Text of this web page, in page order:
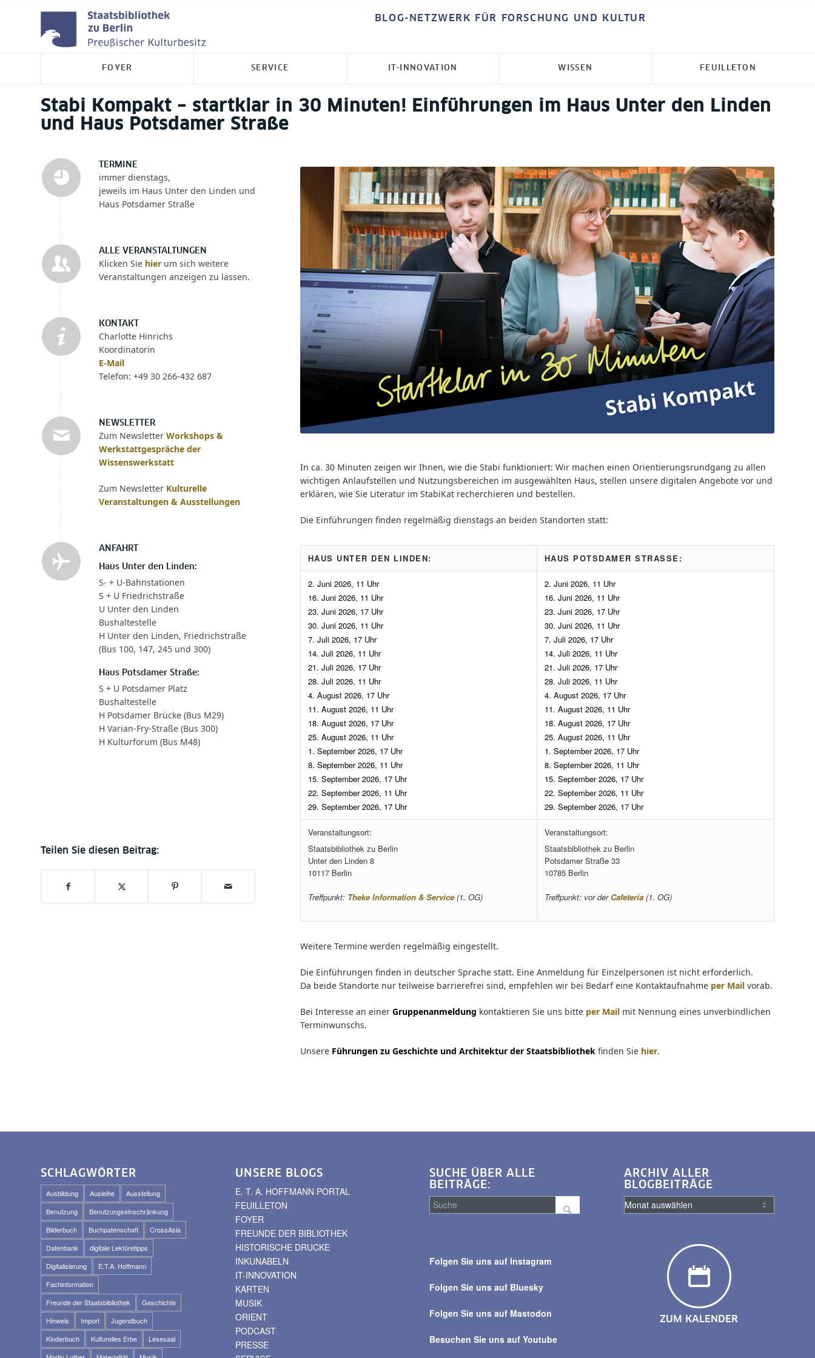
BLOG-NETZWERK FÜR FORSCHUNG UND KULTUR
FOYER SERVICE IT-INNOVATION WISSEN FEUILLETON
Stabi Kompakt – startklar in 30 Minuten! Einführungen im Haus Unter den Linden
und Haus Potsdamer Straße
TERMINE
immer dienstags,
jeweils im Haus Unter den Linden und
Haus Potsdamer Straße
ALLE VERANSTALTUNGEN
Klicken Sie hier um sich weitere
Veranstaltungen anzeigen zu lassen.
KONTAKT
Charlotte Hinrichs
Koordinatorin
E-Mail
Telefon: +49 30 266-432 687
NEWSLETTER
Zum Newsletter Workshops &
Werkstattgespräche der
Wissenswerkstatt
Zum Newsletter Kulturelle
Veranstaltungen & Ausstellungen
ANFAHRT
Haus Unter den Linden:
S- + U-Bahnstationen
S + U Friedrichstraße
U Unter den Linden
Bushaltestelle
H Unter den Linden, Friedrichstraße
(Bus 100, 147, 245 und 300)
Haus Potsdamer Straße:
S + U Potsdamer Platz
Bushaltestelle
H Potsdamer Brücke (Bus M29)
H Varian-Fry-Straße (Bus 300)
H Kulturforum (Bus M48)
In ca. 30 Minuten zeigen wir Ihnen, wie die Stabi funktioniert: Wir machen einen Orientierungsrundgang zu allen
wichtigen Anlaufstellen und Nutzungsbereichen im ausgewählten Haus, stellen unsere digitalen Angebote vor und
erklären, wie Sie Literatur im StabiKat recherchieren und bestellen.
Die Einführungen finden regelmäßig dienstags an beiden Standorten statt:
HAUS UNTER DEN LINDEN: HAUS POTSDAMER STRASSE:
2. Juni 2026, 11 Uhr
16. Juni 2026, 11 Uhr
23. Juni 2026, 17 Uhr
30. Juni 2026, 11 Uhr
7. Juli 2026, 17 Uhr
14. Juli 2026, 11 Uhr
21. Juli 2026, 17 Uhr
28. Juli 2026, 11 Uhr
4. August 2026, 17 Uhr
11. August 2026, 11 Uhr
18. August 2026, 17 Uhr
25. August 2026, 11 Uhr
1. September 2026, 17 Uhr
8. September 2026, 11 Uhr
15. September 2026, 17 Uhr
22. September 2026, 11 Uhr
29. September 2026, 17 Uhr
2. Juni 2026, 11 Uhr
16. Juni 2026, 11 Uhr
23. Juni 2026, 17 Uhr
30. Juni 2026, 11 Uhr
7. Juli 2026, 17 Uhr
14. Juli 2026, 11 Uhr
21. Juli 2026, 17 Uhr
28. Juli 2026, 11 Uhr
4. August 2026, 17 Uhr
11. August 2026, 11 Uhr
18. August 2026, 17 Uhr
25. August 2026, 11 Uhr
1. September 2026, 17 Uhr
8. September 2026, 11 Uhr
15. September 2026, 17 Uhr
22. September 2026, 11 Uhr
29. September 2026, 17 Uhr
Veranstaltungsort:
Staatsbibliothek zu Berlin
Unter den Linden 8
10117 Berlin
Treffpunkt: Theke Information & Service(1. OG)
Veranstaltungsort:
Staatsbibliothek zu Berlin
Potsdamer Straße 33
10785 Berlin
Treffpunkt: vor der Cafeteria(1. OG)
Weitere Termine werden regelmäßig eingestellt.
Die Einführungen finden in deutscher Sprache statt. Eine Anmeldung für Einzelpersonen ist nicht erforderlich.
Da beide Standorte nur teilweise barrierefrei sind, empfehlen wir bei Bedarf eine Kontaktaufnahme per Mailvorab.
Bei Interesse an einer Gruppenanmeldung kontaktieren Sie uns bitte per Mailmit Nennung eines unverbindlichen
Terminwunschs.
Unsere Führungen zu Geschichte und Architektur der Staatsbibliothekfinden Sie hier.
SCHLAGWÖRTER
Ausbildung Ausleihe
Ausstellung
Benutzung
Benutzungseinschränkung
Bilderbuch
Buchpatenschaft
CrossAsia
Datenbank
digitale Lektüretipps
Digitalisierung
E.T.A. Hoffmann
Fachinformation
Freunde der Staatsbibliothek
Geschichte
Hinweis
Import
Jugendbuch
Kinderbuch
Kulturelles Erbe
Lesesaal
UNSERE BLOGS
E. T. A. HOFFMANN PORTAL
FEUILLETON
FOYER
FREUNDE DER BIBLIOTHEK
HISTORISCHE DRUCKE
INKUNABELN
IT-INNOVATION
KARTEN
MUSIK
ORIENT
PODCAST
PRESSE
SUCHE ÜBER ALLE
BEITRÄGE:
alle
Folgen Sie uns auf Instagram
Folgen Sie uns auf Bluesky
Folgen Sie uns auf Mastodon
Besuchen Sie uns auf Youtube
ARCHIV ALLER
BLOGBEITRÄGE
ZUM KALENDER